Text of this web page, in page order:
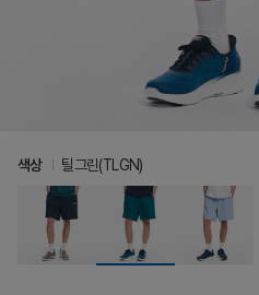
색상 틸그린(TLGN)